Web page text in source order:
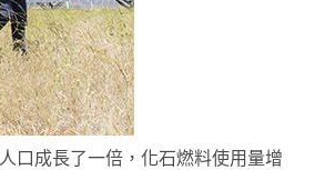
口成長了一倍，化石燃料使用量增